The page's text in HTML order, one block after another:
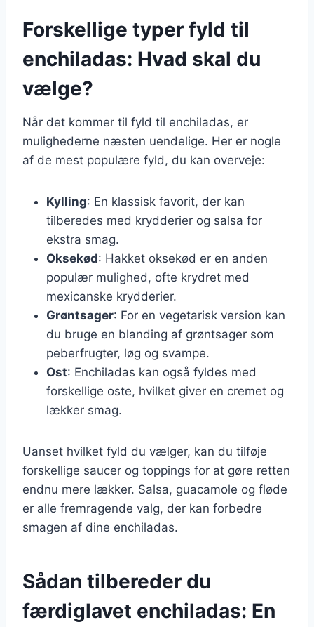
Forskellige typer fyld til
enchiladas: Hvad skal du
vælge?
Når det kommer til fyld til enchiladas, er
mulighederne næsten uendelige. Her er nogle
af de mest populære fyld, du kan overveje:
Kylling: En klassisk favorit, der kan
tilberedes med krydderier og salsa for
ekstra smag.
Oksekød: Hakket oksekød er en anden
populær mulighed, ofte krydret med
mexicanske krydderier.
Grøntsager: For en vegetarisk version kan
du bruge en blanding af grøntsager som
peberfrugter, løg og svampe.
Ost: Enchiladas kan også fyldes med
forskellige oste, hvilket giver en cremet og
lækker smag.
Uanset hvilket fyld du vælger, kan du tilføje
forskellige saucer og toppings for at gøre retten
endnu mere lækker. Salsa, guacamole og fløde
er alle fremragende valg, der kan forbedre
smagen af dine enchiladas.
Sådan tilbereder du
færdiglavet enchiladas: En